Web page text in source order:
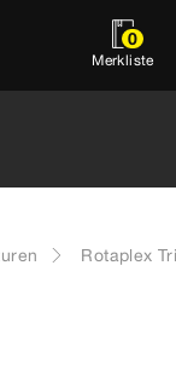
0
Merkliste
Rotaplex